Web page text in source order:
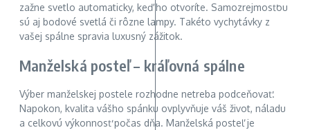
zažne svetlo automaticky, keď ho otvoríte. Samozrejmosťou
sú aj bodové svetlá či rôzne lampy. Takéto vychytávky z
vašej spálne spravia luxusný zážitok.
Manželská posteľ – kráľovná spálne
Výber manželskej postele rozhodne netreba podceňovať.
Napokon, kvalita vášho spánku ovplyvňuje váš život, náladu
a celkovú výkonnosť počas dňa. Manželská posteľ je